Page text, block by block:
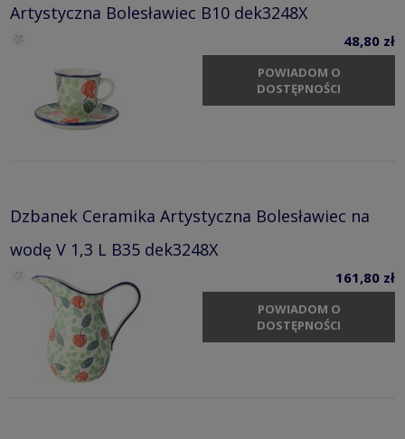
Artystyczna Bolesławiec B10 dek3248X
48,80 zł
POWIADOM O
DOSTĘPNOŚCI
Dzbanek Ceramika Artystyczna Bolesławiec na
wodę V 1,3 L B35 dek3248X
161,80 zł
POWIADOM O
DOSTĘPNOŚCI